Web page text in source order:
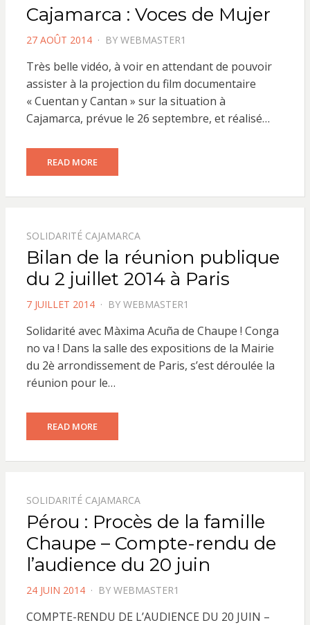
Cajamarca : Voces de Mujer
POSTED
27 AOÛT 2014 BY WEBMASTER1
Très belle vidéo, à voir en attendant de pouvoir
assister à la projection du film documentaire
« Cuentan y Cantan » sur la situation à
Cajamarca, prévue le 26 septembre, et réalisé…
READ MORE
SOLIDARITÉ CAJAMARCA
Bilan de la réunion publique
du 2 juillet 2014 à Paris
POSTED
7 JUILLET 2014 BY WEBMASTER1
Solidarité avec Màxima Acuña de Chaupe ! Conga
no va ! Dans la salle des expositions de la Mairie
du 2è arrondissement de Paris, s’est déroulée la
réunion pour le…
READ MORE
SOLIDARITÉ CAJAMARCA
Pérou : Procès de la famille
Chaupe – Compte-rendu de
l’audience du 20 juin
POSTED
24 JUIN 2014 BY WEBMASTER1
COMPTE-RENDU DE L’AUDIENCE DU 20 JUIN –